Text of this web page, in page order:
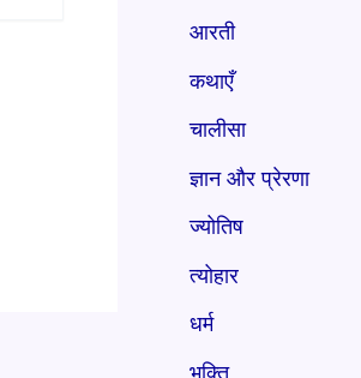
आरती
कथाएँ
चालीसा
ज्ञान और प्रेरणा
ज्योतिष
त्योहार
धर्म
भक्ति